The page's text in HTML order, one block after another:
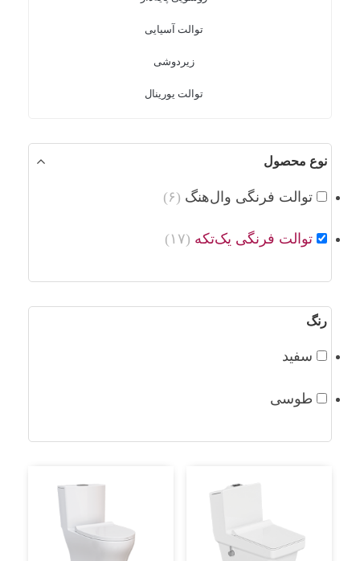
توالت آسیایی
زیردوشی
توالت یورینال
نوع محصول
توالت فرنگی وال‌هنگ (۶)
توالت فرنگی یک‌تکه (۱۷)
رنگ
سفید
طوسی